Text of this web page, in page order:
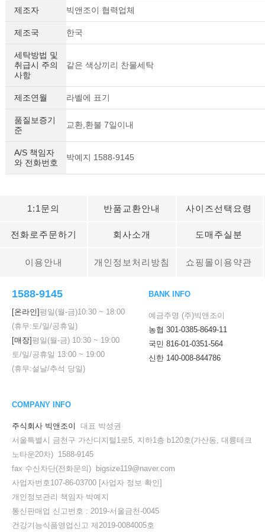
제조자 빅앤조이 협력업체
제조국 한국
세탁방법 및
취급시 주의
사항
같은 색상끼리 찬물세탁
제조연월 라벨에 표기
품질보증기
준
교환,환불 7일이내
A/S 책임자
와 전화번호
박예지 1588-9145
1:1문의 반품교환안내 사이즈선택요령
전화로주문하기 회사소개 도매주실분
이용안내 개인정보처리방침 쇼핑몰이용약관
1588-9145
[온라인]평일(월-금)10:30 ~ 18:00
(휴무:토/일/공휴일)
[매장]평일(월-금) 10:30 ~ 19:00
토/일/공휴일 13:00 ~ 19:00
(휴무:설날/추석 당일)
BANK INFO
예금주명 (주)빅앤조이
농협 301-0385-8649-11
국민 816-01-0351-564
신한 140-008-844786
COMPANY INFO
주식회사 빅앤조이
대표 박성권
서울특별시 금천구 가산디지털1로5, 지하1층 b120호(가산동, 대륭테크
노타운20차) 1588-9145
fax 수신차단(전화문의) bigsize119@naver.com
사업자번호107-86-03700 [사업자 정보 확인]
개인정보관리 책임자 박예지
통신판매업 신고번호 : 2019-서울금천-0045
건강기능식품영업신고 제2019-0084005호